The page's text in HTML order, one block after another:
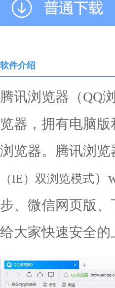
软件介绍
腾讯浏览器（QQ
览器，拥有电脑
浏览器。腾讯浏览
（IE）双浏览模式）
步、微信网页版
给大家快速安全的